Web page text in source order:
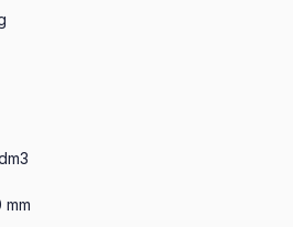
tetején
mm